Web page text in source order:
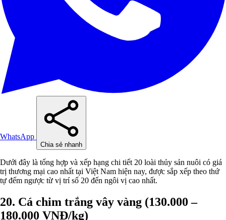
WhatsApp
Chia sẻ nhanh
Dưới đây là tổng hợp và xếp hạng chi tiết 20 loài thủy sản nuôi có giá
trị thương mại cao nhất tại Việt Nam hiện nay, được sắp xếp theo thứ
tự đếm ngược từ vị trí số 20 đến ngôi vị cao nhất.
20. Cá chim trắng vây vàng (130.000 –
180.000 VNĐ/kg)